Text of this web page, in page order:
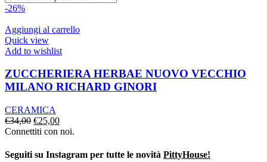
-26%
Aggiungi al carrello
Quick view
Add to wishlist
ZUCCHERIERA HERBAE NUOVO VECCHIO
MILANO RICHARD GINORI
CERAMICA
€34,00 Il
prezzo
era:
€25,00Il
prezzo
è:
Connettiti con noi.
Seguiti su Instagram per tutte le novità PittyHouse!